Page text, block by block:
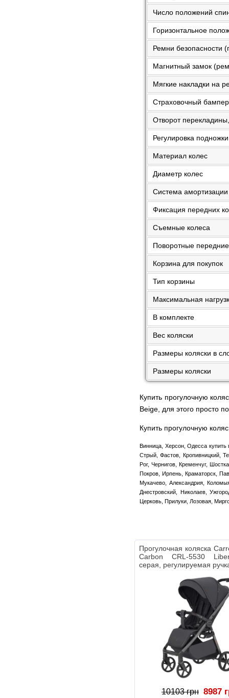
Число положений
Горизонтальное
Ремни безопасности
Магнитный замок
Мягкие накладки на
Страховочный бампер
Отворот
Регулировка подножки
Материал колес
Диаметр колес
Система амортизации
Фиксация передних
Съемные колеса
Поворотные
Корзина для покупок
Тип корзины
Максимальная
В комплекте
Вес коляски
Размеры коляски в
Размеры коляски
Купить прогулочную
Beige, для этого просто
Купить прогулочную
Винница, Херсон, Одесса
Стрый, Фастов, Кропивницкий,
Рог, Чернигов, Кременчуг,
Покров, Ирпень, Краматорск,
Мукачево, Александрия,
Днестровский, Николаев,
Церковь, Прилуки, Лозовая,
Прогулочная коляска
Carbon CRL-5530
серая, регулируемая
10103 грн 8987